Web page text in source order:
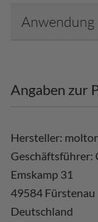
Anwendung
Angaben zur
Hersteller:
Geschäftsführer:
Emskamp 31
49584 Fürstenau
Deutschland